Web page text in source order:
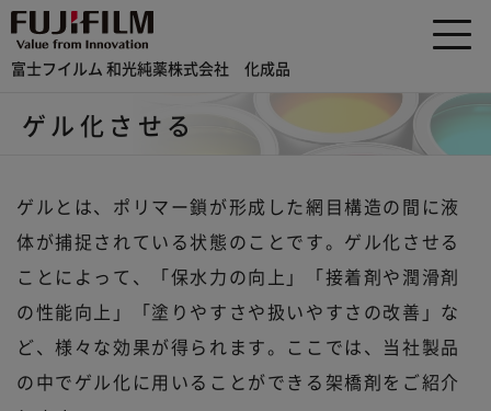
富士フイルム 和光純薬株式会社 化成品
ゲル化させる
ゲルとは、ポリマー鎖が形成した網目構造の間に液
体が捕捉されている状態のことです。ゲル化させる
ことによって、「保水力の向上」「接着剤や潤滑剤
の性能向上」「塗りやすさや扱いやすさの改善」な
ど、様々な効果が得られます。ここでは、当社製品
の中でゲル化に用いることができる架橋剤をご紹介